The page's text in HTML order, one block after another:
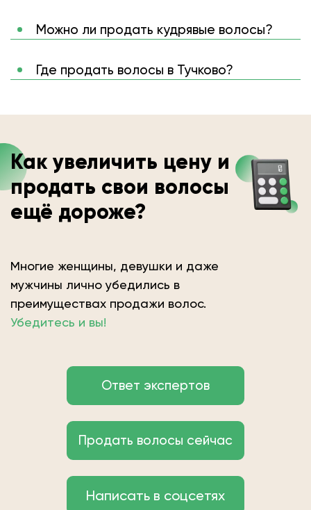
Можно ли продать кудрявые волосы?
Где продать волосы в Тучково?
Как увеличить цену и
продать свои волосы
ещё дороже?
Многие женщины, девушки и даже
мужчины лично убедились в
преимуществах продажи волос.
Убедитесь и вы!
Ответ экспертов
Продать волосы сейчас
Написать в соцсетях